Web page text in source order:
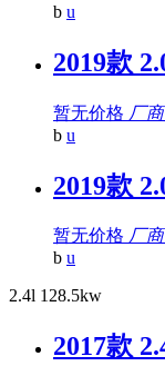
b u
2019款
暂无价格 厂
b u
2019款
暂无价格 厂
b u
2.4l 128.5kw
2017款